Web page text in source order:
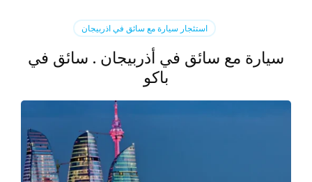
استئجار سيارة مع سائق في اذربيجان
سيارة مع سائق في أذربيجان . سائق في
باكو